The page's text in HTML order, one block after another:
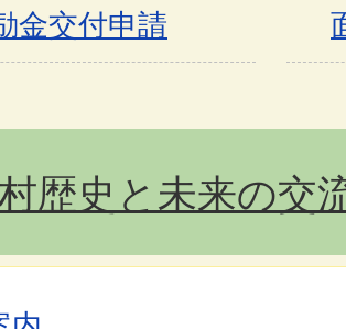
金交付申請
歴史と未来の交